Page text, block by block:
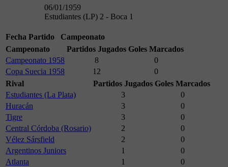
06/01/1959
Estudiantes (LP) 2 - Boca 1
Fecha Partido
Campeonato
Campeonato
Partidos Jugados Goles Marcados
Campeonato 1958
8
0
Copa Suecia 1958
12
0
Rival
Partidos Jugados Goles Marcados
Estudiantes (La Plata)
3
0
Huracán
3
0
Tigre
3
0
Central Córdoba (Rosario)
2
0
Vélez Sársfield
2
0
Argentinos Juniors
1
0
Atlanta
1
0